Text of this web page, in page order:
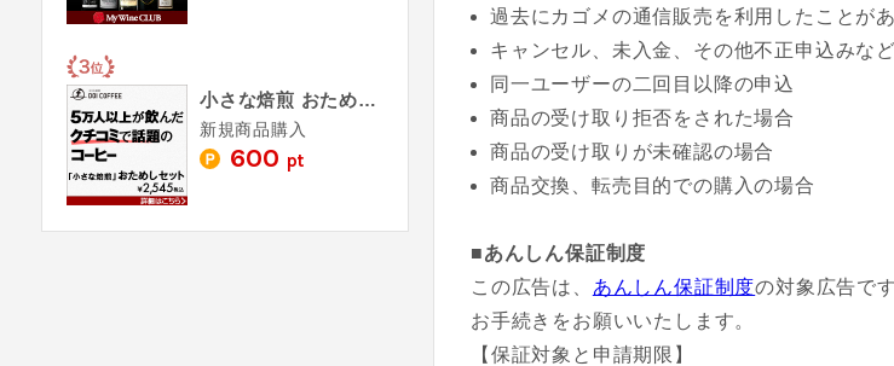
過去にカゴメの通信販売を利用したことが
キャンセル、未入金、その他不正申込みな
同一ユーザーの二回目以降の申込
商品の受け取り拒否をされた場合
商品の受け取りが未確認の場合
商品交換、転売目的での購入の場合
■あんしん保証制度
この広告は、 あんしん保証制度の対象広告で
お手続きをお願いいたします。
【保証対象と申請期限】
小さな焙煎 おためしセット
新規商品購入
600 pt